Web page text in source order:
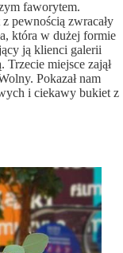
faworytem.
pewnością zwracały
która w dużej formie
ją klienci galerii
miejsce zajął
Pokazał nam
i ciekawy bukiet z